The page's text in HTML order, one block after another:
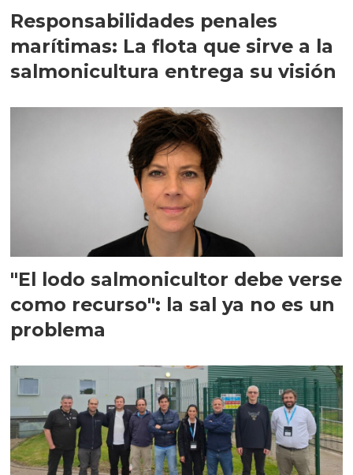
Responsabilidades penales
marítimas: La flota que sirve a la
salmonicultura entrega su visión
"El lodo salmonicultor debe verse
como recurso": la sal ya no es un
problema